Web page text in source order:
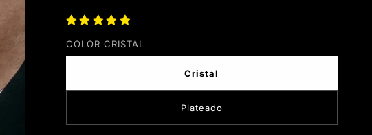
COLOR CRISTAL
Cristal
Plateado